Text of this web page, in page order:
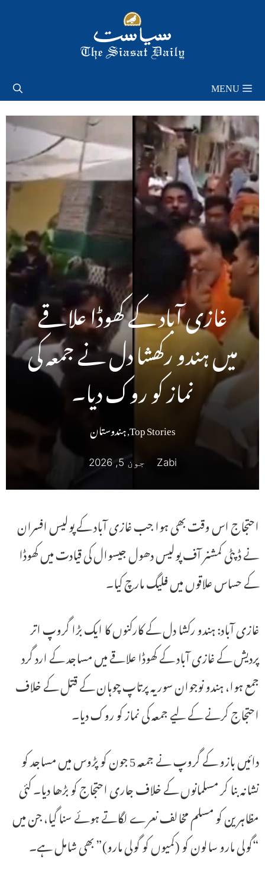
MENU
غازی آباد کے کھوڈا علاقے
میں ہندو رکھشا دل نے جمعہ کی
نماز کو روک دیا۔
Top Stories
,ہندوستان
Zabi جون 5, 2026
احتجاج اس وقت بھی ہوا جب غازی آباد کے پولیس افسران
نے ڈپٹی کمشنر آف پولیس دھول جیسوال کی قیادت میں کھوڈا
کے حساس علاقوں میں فلیگ مارچ کیا۔
غازی آباد: ہندو رکشا دل کے کارکنوں کا ایک بڑا گروپ اتر
پردیش کے غازی آباد کے کھوڈا علاقے میں مساجد کے ارد گرد
جمع ہوا، ہندو نوجوان سوریہ پرتاپ چوہان کے قتل کے خلاف
احتجاج کرنے کے لیے جمعہ کی نماز کو روک دیا۔
دائیں بازو کے گروپ نے جمعہ 5 جون کو پڑوس میں مساجد کو
نشانہ بنا کر مسلمانوں کے خلاف جاری احتجاج کو بڑھا دیا۔ کئی
مظاہرین کو مسلم مخالف نعرے لگاتے ہوئے سنا گیا، جن میں
“گولی مارو سالون کو (کمیوں کو گولی مارو)” بھی شامل ہے۔